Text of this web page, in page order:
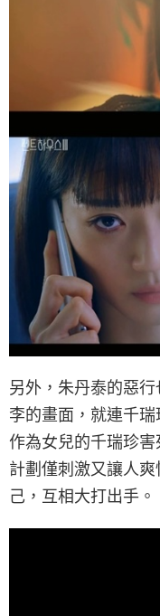
另外，朱丹泰的惡
李的畫面，就連千
作為女兒的千瑞珍
計劃僅刺激又讓人
己，互相大打出手。